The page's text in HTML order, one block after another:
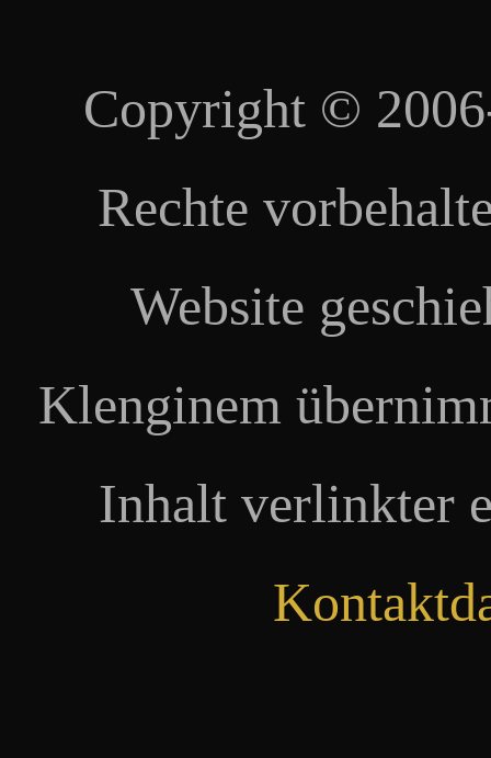
Copyright ©
Rechte
Website
Klenginem
Inhalt verlinkter